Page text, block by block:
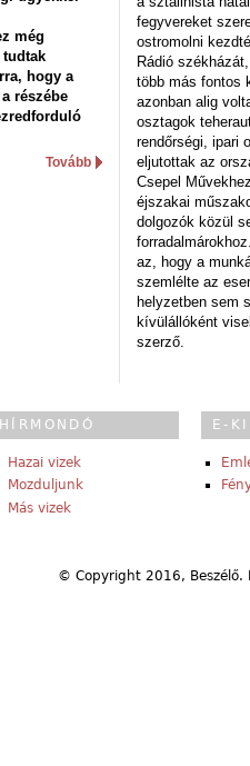
még
hogy a
részébe
Tovább
fegyvereket
ostromolni
Rádió
több más fontos
azonban alig
osztagok
rendőrségi, ipari
eljutottak az
Csepel
éjszakai
dolgozók közül
az, hogy a
szemlélte az
helyzetben sem
kívülállóként
szerző.
HÍRMONDÓ
Hazai vizek
Mozduljunk
Más vizek
E-
© Copyright 2016,